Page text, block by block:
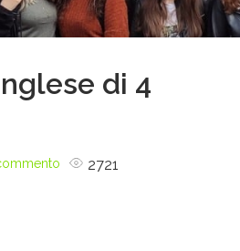
di 4
2721